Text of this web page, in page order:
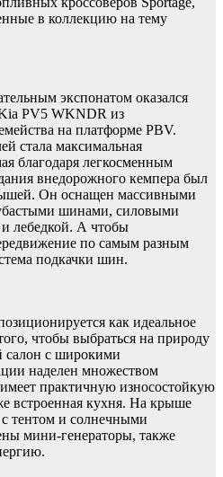
в коллекцию на тему
экспонатом оказался
PV5 WKNDR из
на платформе PBV.
стала максимальная
благодаря легкосменным
внедорожного кемпера был
Он оснащен массивными
шинами, силовыми
лебедкой. А чтобы
по самым разным
подкачки шин.
как идеальное
чтобы выбраться на природу
салон с широкими
наделен множеством
практичную износостойкую
встроенная кухня. На крыше
тентом и солнечными
мини-генераторы, также